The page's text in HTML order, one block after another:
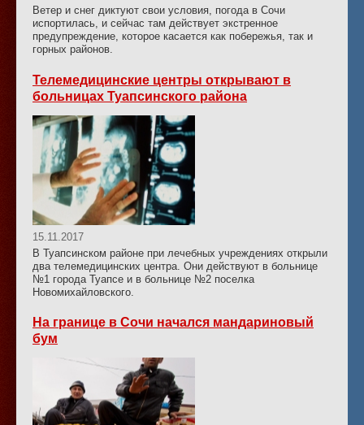
Ветер и снег диктуют свои условия, погода в Сочи
испортилась, и сейчас там действует экстренное
предупреждение, которое касается как побережья, так и
горных районов.
Телемедицинские центры открывают в
больницах Туапсинского района
15.11.2017
В Туапсинском районе при лечебных учреждениях открыли
два телемедицинских центра. Они действуют в больнице
№1 города Туапсе и в больнице №2 поселка
Новомихайловского.
На границе в Сочи начался мандариновый
бум